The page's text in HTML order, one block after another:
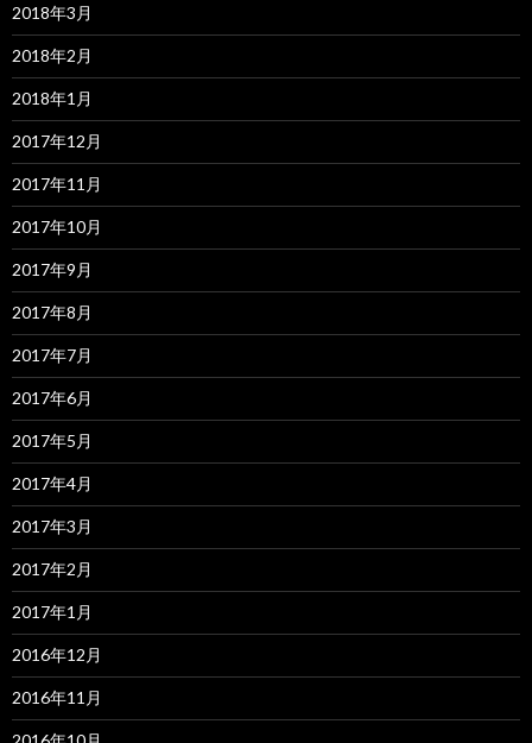
2018年3月
2018年2月
2018年1月
2017年12月
2017年11月
2017年10月
2017年9月
2017年8月
2017年7月
2017年6月
2017年5月
2017年4月
2017年3月
2017年2月
2017年1月
2016年12月
2016年11月